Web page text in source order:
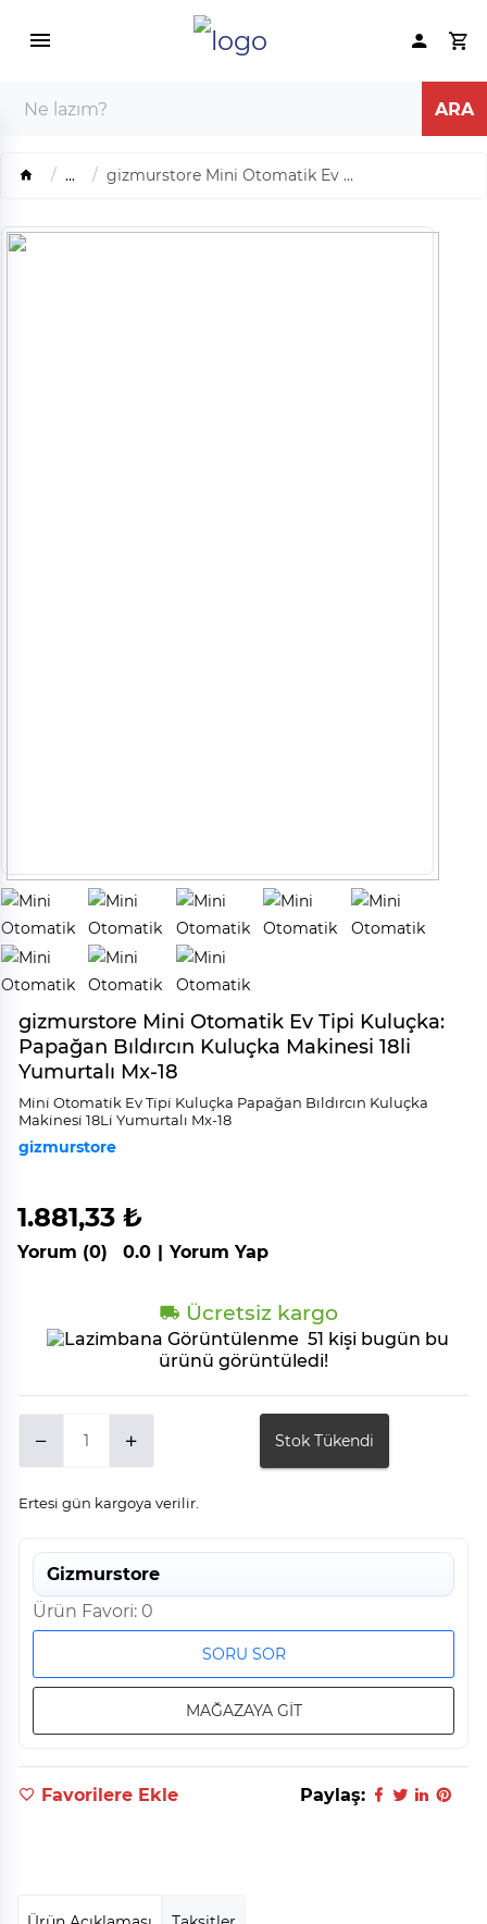
... gizmurstore Mini Otomatik Ev ...
gizmurstore Mini Otomatik Ev Tipi Kuluçka:
Papağan Bıldırcın Kuluçka Makinesi 18li
Yumurtalı Mx-18
Mi̇ni̇ Otomati̇k Ev Ti̇pi̇ Kuluçka Papağan Bıldırcın Kuluçka
Maki̇nesi̇ 18Li̇ Yumurtalı Mx-18
gizmurstore
1.881,33 ₺
Yorum (0) 0.0 | Yorum Yap
Ücretsiz kargo
51 kişi bugün bu
ürünü görüntüledi!
Stok Tükendi
Ertesi gün kargoya verilir.
Gizmurstore
Ürün Favori: 0
SORU SOR
MAĞAZAYA GİT
Favorilere Ekle Paylaş: